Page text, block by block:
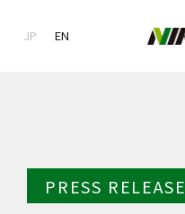
EN
JP EN
PRESS RELEASE